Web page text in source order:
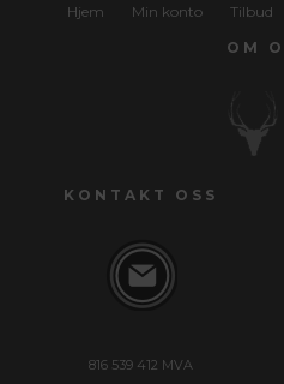
Hjem Min konto Tilbud
OM
KONTAKT OSS
816 539 412 MVA